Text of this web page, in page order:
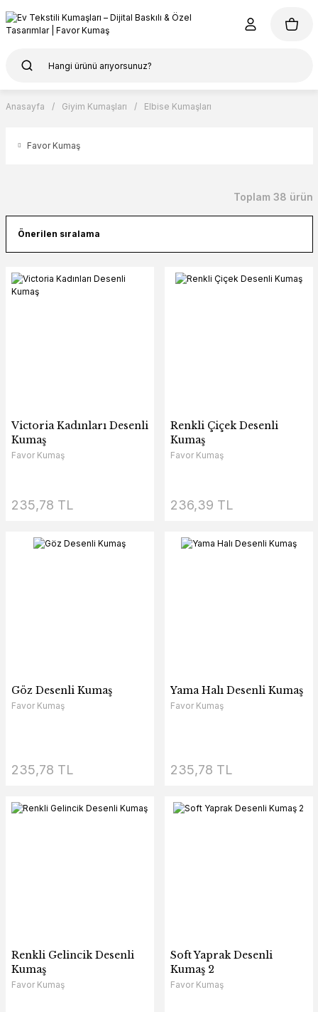
Anasayfa Giyim Kumaşları Elbise Kumaşları
Favor Kumaş
Toplam 38 ürün
Victoria Kadınları Desenli
Kumaş
Favor Kumaş
235,78 TL
Renkli Çiçek Desenli
Kumaş
Favor Kumaş
236,39 TL
Göz Desenli Kumaş
Favor Kumaş
235,78 TL
Yama Halı Desenli Kumaş
Favor Kumaş
235,78 TL
Renkli Gelincik Desenli
Kumaş
Favor Kumaş
Soft Yaprak Desenli
Kumaş 2
Favor Kumaş